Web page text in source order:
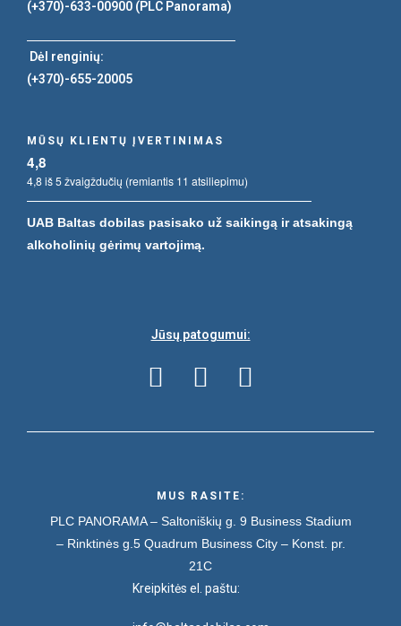
(+370)-633-00900 (PLC Panorama)
Dėl renginių:
(+370)-655-20005
MŪSŲ KLIENTŲ ĮVERTINIMAS
4,8
4,8 iš 5 žvaigždučių (remiantis 11 atsiliepimu)
UAB Baltas dobilas pasisako už saikingą ir atsakingą
alkoholinių gėrimų vartojimą.
Jūsų patogumui:
MUS RASITE:
PLC PANORAMA – Saltoniškių g. 9 Business Stadium
– Rinktinės g.5 Quadrum Business City – Konst. pr.
21C
Kreipkitės el. paštu: